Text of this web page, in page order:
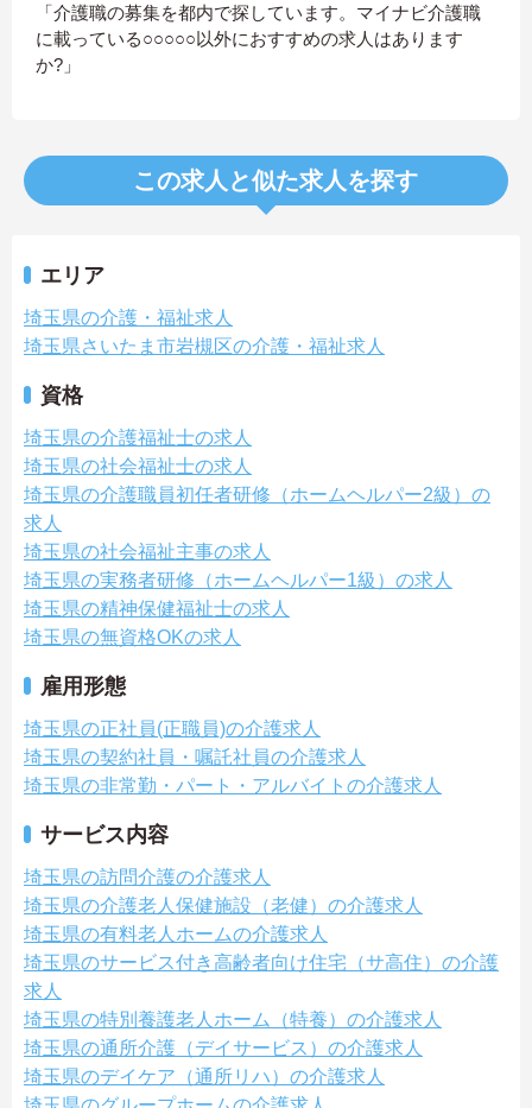
「介護職の募集を都内で探しています。マイナビ介護職
に載っている○○○○○以外におすすめの求人はあります
か?」
この求人と似た求人を探す
エリア
埼玉県の介護・福祉求人
埼玉県さいたま市岩槻区の介護・福祉求人
資格
埼玉県の介護福祉士の求人
埼玉県の社会福祉士の求人
埼玉県の介護職員初任者研修（ホームヘルパー2級）の
求人
埼玉県の社会福祉主事の求人
埼玉県の実務者研修（ホームヘルパー1級）の求人
埼玉県の精神保健福祉士の求人
埼玉県の無資格OKの求人
雇用形態
埼玉県の正社員(正職員)の介護求人
埼玉県の契約社員・嘱託社員の介護求人
埼玉県の非常勤・パート・アルバイトの介護求人
サービス内容
埼玉県の訪問介護の介護求人
埼玉県の介護老人保健施設（老健）の介護求人
埼玉県の有料老人ホームの介護求人
埼玉県のサービス付き高齢者向け住宅（サ高住）の介護
求人
埼玉県の特別養護老人ホーム（特養）の介護求人
埼玉県の通所介護（デイサービス）の介護求人
埼玉県のデイケア（通所リハ）の介護求人